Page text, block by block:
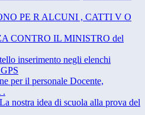
PE R ALCUNI , CATTI V O
CONTRO IL MINISTRO del
inserimento negli elenchi
per il personale Docente,
.
nostra idea di scuola alla prova del